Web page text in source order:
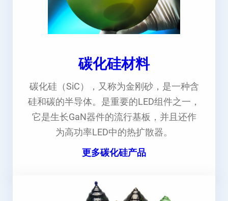
碳化硅材料
碳化硅（SiC），又称为金刚砂，是一种含
硅和碳的半导体。是重要的LED组件之一，
它是生长GaN器件的流行基板，并且还作
为高功率LED中的热扩散器。
更多碳化硅产品